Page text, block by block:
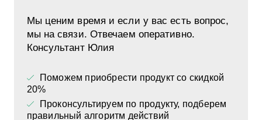
Мы ценим время и если у вас есть вопрос,
мы на связи. Отвечаем оперативно.
Консультант Юлия
Поможем приобрести продукт со скидкой
20%
Проконсультируем по продукту, подберем
правильный алгоритм действий